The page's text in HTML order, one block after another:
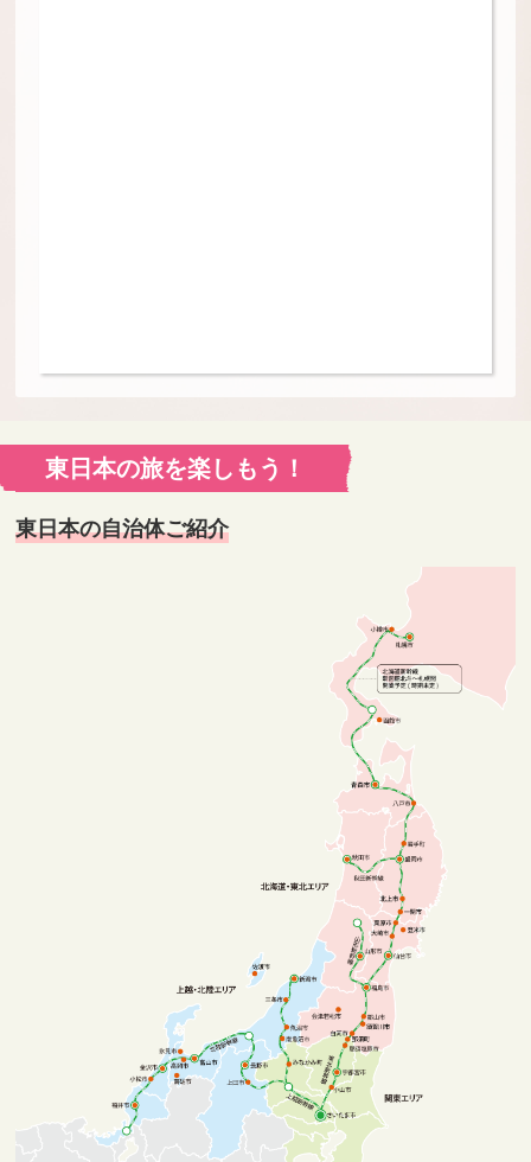
東日本の旅を楽しもう！
東日本の自治体ご紹介